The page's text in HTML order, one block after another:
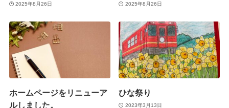
2025年8月26日 2025年8月26日
ホームページをリニューア
ルしました。
ひな祭り
2023年3月13日